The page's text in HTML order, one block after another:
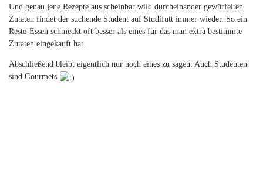
Und genau jene Rezepte aus scheinbar wild durcheinander gewürfelten
Zutaten findet der suchende Student auf Studifutt immer wieder. So ein
Reste-Essen schmeckt oft besser als eines für das man extra bestimmte
Zutaten eingekauft hat.
Abschließend bleibt eigentlich nur noch eines zu sagen: Auch Studenten
sind Gourmets